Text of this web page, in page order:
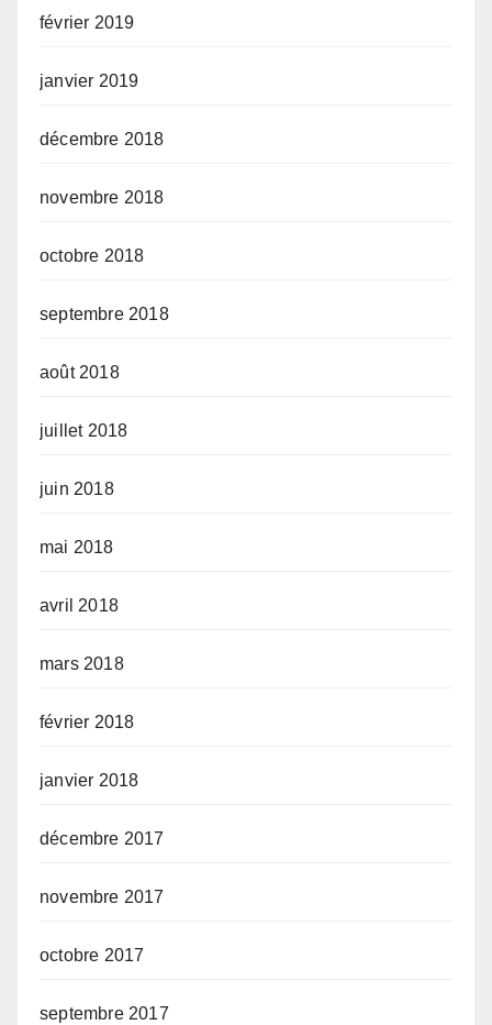
février 2019
janvier 2019
décembre 2018
novembre 2018
octobre 2018
septembre 2018
août 2018
juillet 2018
juin 2018
mai 2018
avril 2018
mars 2018
février 2018
janvier 2018
décembre 2017
novembre 2017
octobre 2017
septembre 2017